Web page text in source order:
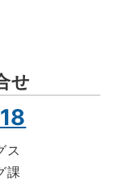
せ
ス
課